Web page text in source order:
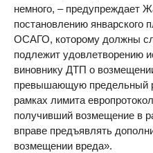
немного, – предупреждает
постановлению январского
ОСАГО, которому должны
подлежит удовлетворению
виновнику ДТП о
превышающую предельный
рамках лимита
получивший возмещение в
вправе предъявлять
возмещении вреда».